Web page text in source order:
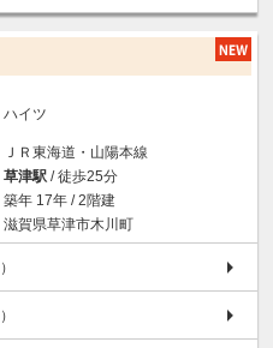
ハイツ
ＪＲ東海道・山陽本線
草津駅 / 徒歩25分
築年 17年 / 2階建
滋賀県草津市木川町
）
）